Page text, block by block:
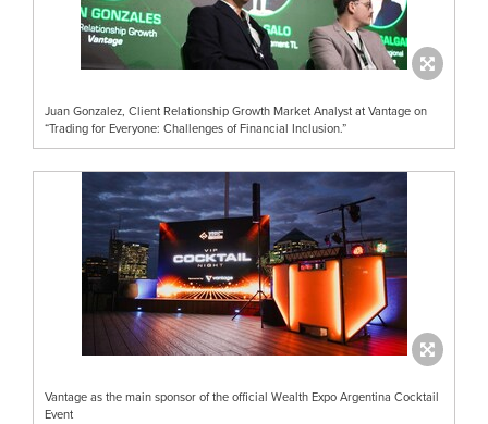
Juan Gonzalez, Client Relationship Growth Market Analyst at Vantage on
“Trading for Everyone: Challenges of Financial Inclusion.”
Vantage as the main sponsor of the official Wealth Expo Argentina Cocktail
Event